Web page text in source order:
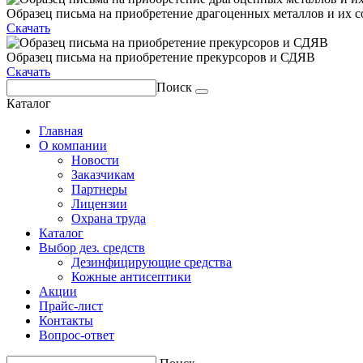
Образец письма на приобретение драгоценных металлов и их
Скачать
Образец письма на приобретение прекурсоров и СДЯВ
Скачать
Поиск
Каталог
Главная
О компании
Новости
Заказчикам
Партнеры
Лицензии
Охрана труда
Каталог
Выбор дез. средств
Дезинфицирующие средства
Кожные антисептики
Акции
Прайс-лист
Контакты
Вопрос-ответ